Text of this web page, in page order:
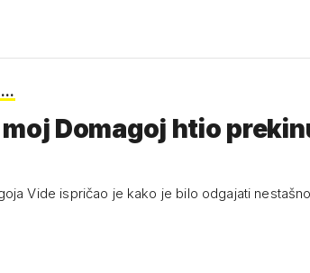
Domagoj htio
Vide ispričao je kako je bilo odgajati